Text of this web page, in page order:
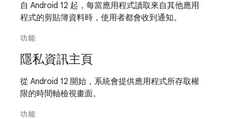
自 Android 12 起，每當應用程式讀取來自其他應用
程式的剪貼簿資料時，使用者都會收到通知。
功能
隱私資訊主頁
從 Android 12 開始，系統會提供應用程式所存取權
限的時間軸檢視畫面。
功能